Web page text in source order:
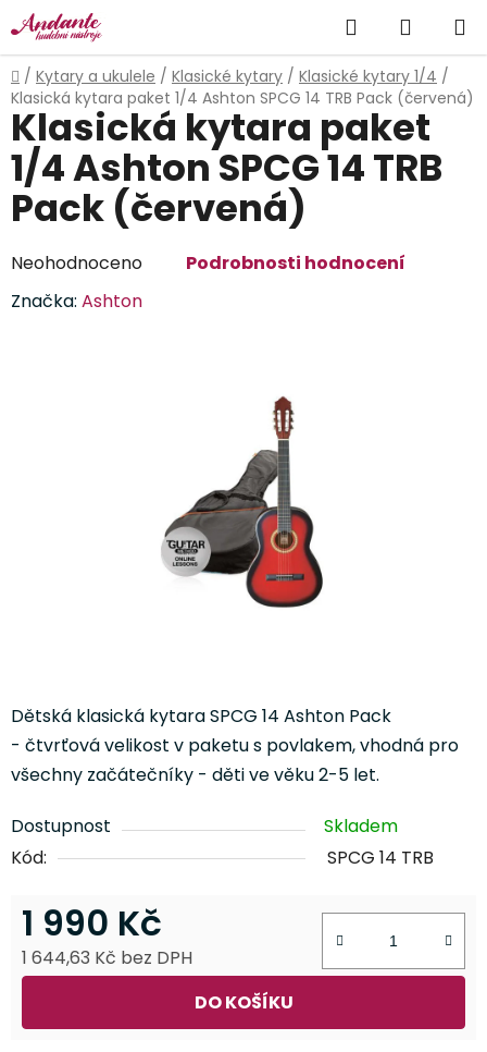
Přejít
na
obsah
Hledat
KOŠÍK
Domů
/ Kytary a ukulele / Klasické kytary / Klasické kytary 1/4 /
Klasická kytara paket 1/4 Ashton SPCG 14 TRB Pack (červená)
Dětská klasická kytara SPCG 14 Ashton Pack
- čtvrťová velikost v paketu s povlakem, vhodná pro
všechny začátečníky - děti ve věku 2-5 let.
Dostupnost
Skladem
Kód:
SPCG 14 TRB
1 990 Kč
1 644,63 Kč bez DPH
DO KOŠÍKU
Klasická kytara paket
1/4 Ashton SPCG 14 TRB
Pack (červená)
Průměrné
produktu
Neohodnoceno
Podrobnosti hodnocení
Značka: Ashton